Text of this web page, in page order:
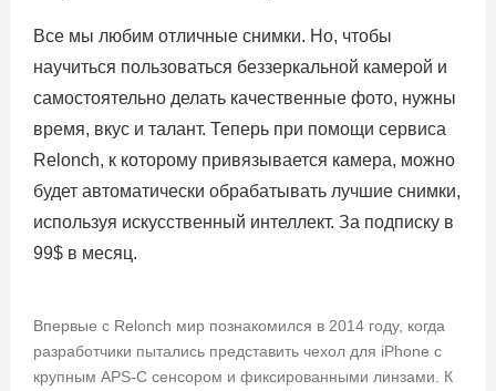
Все мы любим отличные снимки. Но, чтобы
научиться пользоваться беззеркальной камерой и
самостоятельно делать качественные фото, нужны
время, вкус и талант. Теперь при помощи сервиса
Relonch, к которому привязывается камера, можно
будет автоматически обрабатывать лучшие снимки,
используя искусственный интеллект. За подписку в
99$ в месяц.
Впервые с Relonch мир познакомился в 2014 году, когда
разработчики пытались представить чехол для iPhone с
крупным APS-C сенсором и фиксированными линзами. К